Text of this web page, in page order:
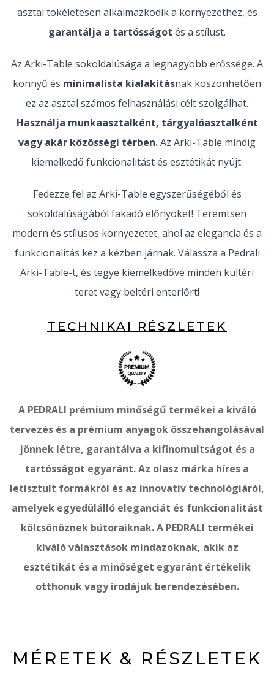
asztal tökéletesen alkalmazkodik a környezethez, és
garantálja a tartósságot és a stílust.
Az Arki-Table sokoldalúsága a legnagyobb erőssége. A
könnyű és minimalista kialakításnak köszönhetően
ez az asztal számos felhasználási célt szolgálhat.
Használja munkaasztalként, tárgyalóasztalként
vagy akár közösségi térben.Az Arki-Table mindig
kiemelkedő funkcionalitást és esztétikát nyújt.
Fedezze fel az Arki-Table egyszerűségéből és
sokoldalúságából fakadó előnyöket! Teremtsen
modern és stílusos környezetet, ahol az elegancia és a
funkcionalitás kéz a kézben járnak. Válassza a Pedrali
Arki-Table-t, és tegye kiemelkedővé minden kültéri
teret vagy beltéri enteriőrt!
TECHNIKAI RÉSZLETEK
A PEDRALI prémium minőségű termékei a kiváló
tervezés és a prémium anyagok összehangolásával
jönnek létre, garantálva a kifinomultságot és a
tartósságot egyaránt. Az olasz márka híres a
letisztult formákról és az innovatív technológiáról,
amelyek egyedülálló eleganciát és funkcionalitást
kölcsönöznek bútoraiknak. A PEDRALI termékei
kiváló választások mindazoknak, akik az
esztétikát és a minőséget egyaránt értékelik
otthonuk vagy irodájuk berendezésében.
MÉRETEK & RÉSZLETEK